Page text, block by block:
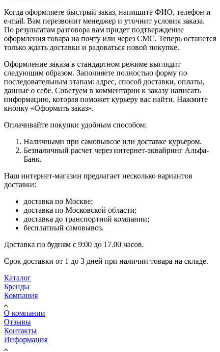
Когда оформляете быстрый заказ, напишите ФИО, телефон и
e-mail. Вам перезвонит менеджер и уточнит условия заказа.
По результатам разговора вам придет подтверждение
оформления товара на почту или через СМС. Теперь останется
только ждать доставки и радоваться новой покупке.
Оформление заказа в стандартном режиме выглядит
следующим образом. Заполняете полностью форму по
последовательным этапам: адрес, способ доставки, оплаты,
данные о себе. Советуем в комментарии к заказу написать
информацию, которая поможет курьеру вас найти. Нажмите
кнопку «Оформить заказ».
Оплачивайте покупки удобным способом:
Наличными при самовывозе или доставке курьером.
Безналичный расчет через интернет-эквайринг Альфа-
Банк.
Наш интернет-магазин предлагает несколько вариантов
доставки:
доставка по Москве;
доставка по Московской области;
доставка до транспортной компании;
бесплатный самовывоз.
Доставка по будням с 9:00 до 17.00 часов.
Срок доставки от 1 до 3 дней при наличии товара на складе.
Каталог
Бренды
Компания
О компании
Отзывы
Контакты
Информация